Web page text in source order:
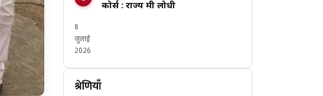
कोर्स : राज्य मंत्री लोधी
8
जुलाई
2026
श्रेणियाँ